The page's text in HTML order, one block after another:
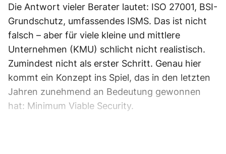
Die Antwort vieler Berater lautet: ISO 27001, BSI-
Grundschutz, umfassendes ISMS. Das ist nicht
falsch – aber für viele kleine und mittlere
Unternehmen (KMU) schlicht nicht realistisch.
Zumindest nicht als erster Schritt. Genau hier
kommt ein Konzept ins Spiel, das in den letzten
Jahren zunehmend an Bedeutung gewonnen
hat: Minimum Viable Security.